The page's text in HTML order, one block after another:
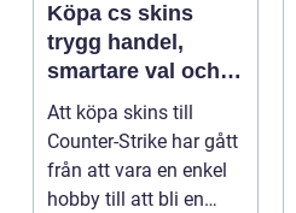
Köpa cs skins
trygg handel,
smartare val och
bättre affärer
Att köpa skins till
Counter-Strike har gått
från att vara en enkel
hobby till att bli en